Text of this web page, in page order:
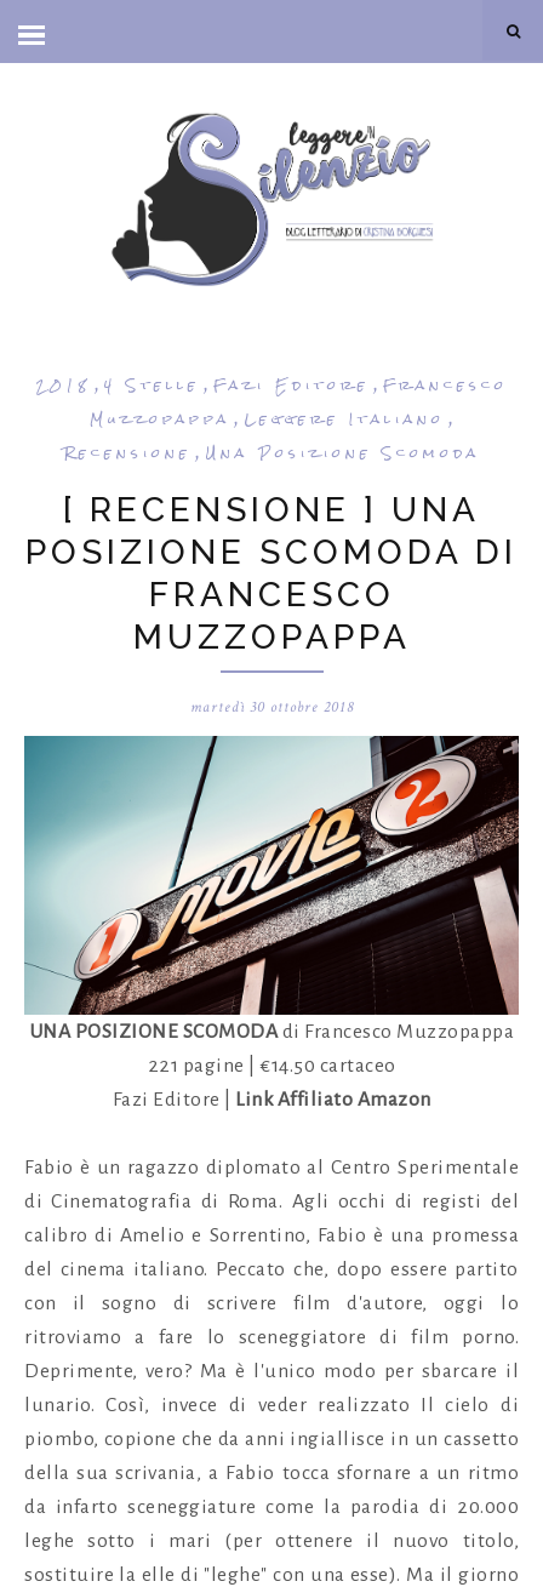
2018 , 4 Stelle , Fazi Editore , Francesco
Muzzopappa , Leggere Italiano ,
Recensione , Una Posizione Scomoda
[ RECENSIONE ] UNA
POSIZIONE SCOMODA DI
FRANCESCO
MUZZOPAPPA
martedì 30 ottobre 2018
UNA POSIZIONE SCOMODAdi Francesco Muzzopappa
221 pagine | €14.50 cartaceo
Fazi Editore |
Link Affiliato Amazon
Fabio è un ragazzo diplomato al Centro Sperimentale
di Cinematografia di Roma. Agli occhi di registi del
calibro di Amelio e Sorrentino, Fabio è una promessa
del cinema italiano. Peccato che, dopo essere partito
con il sogno di scrivere film d'autore, oggi lo
ritroviamo a fare lo sceneggiatore di film porno.
Deprimente, vero? Ma è l'unico modo per sbarcare il
lunario. Così, invece di veder realizzato Il cielo di
piombo, copione che da anni ingiallisce in un cassetto
della sua scrivania, a Fabio tocca sfornare a un ritmo
da infarto sceneggiature come la parodia di 20.000
leghe sotto i mari (per ottenere il nuovo titolo,
sostituire la elle di "leghe" con una esse). Ma il giorno